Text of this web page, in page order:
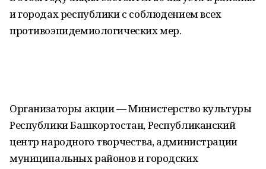
и городах республики с соблюдением всех
противоэпидемиологических мер.
Организаторы акции — Министерство культуры
Республики Башкортостан, Республиканский
центр народного творчества, администрации
муниципальных районов и городских